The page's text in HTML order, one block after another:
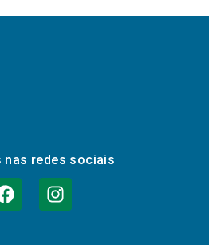
nas redes sociais